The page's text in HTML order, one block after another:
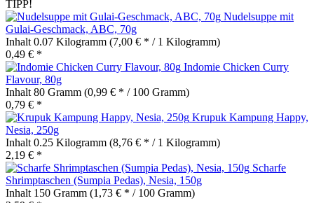
TIPP!
Nudelsuppe mit
Gulai-Geschmack, ABC, 70g
Inhalt 0.07 Kilogramm (7,00 € * / 1 Kilogramm)
0,49 € *
Indomie Chicken Curry
Flavour, 80g
Inhalt 80 Gramm (0,99 € * / 100 Gramm)
0,79 € *
Krupuk Kampung Happy,
Nesia, 250g
Inhalt 0.25 Kilogramm (8,76 € * / 1 Kilogramm)
2,19 € *
Scharfe
Shrimptaschen (Sumpia Pedas), Nesia, 150g
Inhalt 150 Gramm (1,73 € * / 100 Gramm)